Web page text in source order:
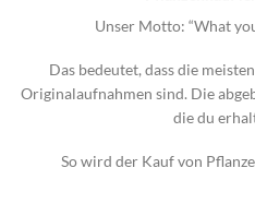
Unser Motto: “What
Das bedeutet, dass die
Originalaufnahmen sind. Die
die du
So wird der Kauf von